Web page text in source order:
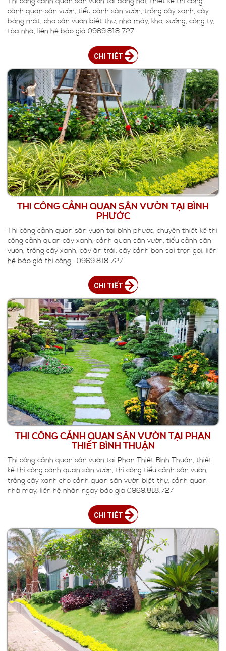
cảnh quan sân vườn, tiểu cảnh sân vườn, trồng cây xanh, cây
bóng mát, cho sân vườn biệt thự, nhà máy, kho, xưởng, công ty,
tòa nhà, liên hệ báo giá 0969.818.727
CHI TIẾT
THI CÔNG CẢNH QUAN SÂN VƯỜN TẠI BÌNH
PHƯỚC
Thi công cảnh quan sân vườn tại bình phước, chuyên thiết kế thi
công cảnh quan cây xanh, cảnh quan sân vườn, tiểu cảnh sân
vườn, trồng cây xanh, cây ăn trái, cây cảnh bon sai trọn gói, liên
hệ báo giá thi công : 0969.818.727
CHI TIẾT
THI CÔNG CẢNH QUAN SÂN VƯỜN TẠI PHAN
THIẾT BÌNH THUẬN
Thi công cảnh quan sân vườn tại Phan Thiết Bình Thuận, thiết
kế thi công cảnh quan sân vườn, thi công tiểu cảnh sân vườn,
trồng cây xanh cho cảnh quan sân vườn biệt thự, cảnh quan
nhà máy, liên hệ nhân ngay báo giá 0969.818.727
CHI TIẾT